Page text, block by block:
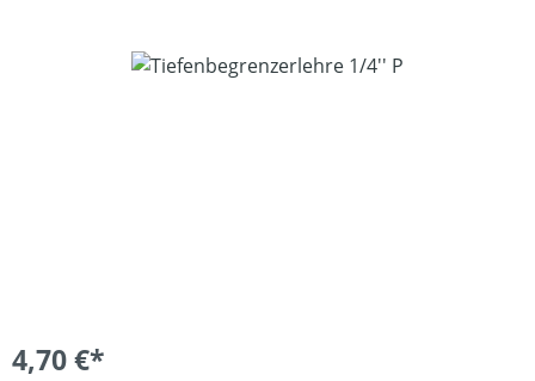
Bildergalerie überspringen
4,70 €*